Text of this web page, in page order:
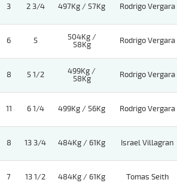
3 2 3/4 497Kg / 57Kg Rodrigo Vergara
6 5
504Kg /
58Kg
Rodrigo Vergara
8 5 1/2
499Kg /
58Kg
Rodrigo Vergara
11 6 1/4 499Kg / 56Kg Rodrigo Vergara
8 13 3/4 484Kg / 61Kg Israel Villagran
7 13 1/2 484Kg / 61Kg Tomas Seith